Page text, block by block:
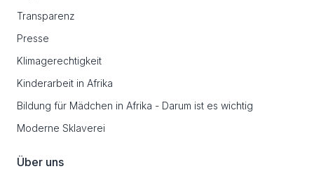
Transparenz
Presse
Klimagerechtigkeit
Kinderarbeit in Afrika
Bildung für Mädchen in Afrika - Darum ist es wichtig
Moderne Sklaverei
Über uns